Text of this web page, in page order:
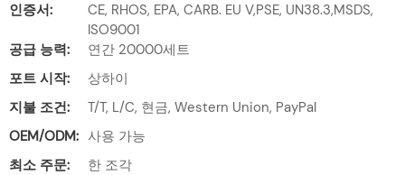
인증서:
CE, RHOS, EPA, CARB. EU V,PSE, UN38.3,MSDS,
ISO9001
공급 능력:
연간 20000세트
포트 시작:
상하이
지불 조건:
T/T, L/C, 현금, Western Union, PayPal
OEM/ODM: 사용 가능
최소 주문:
한 조각